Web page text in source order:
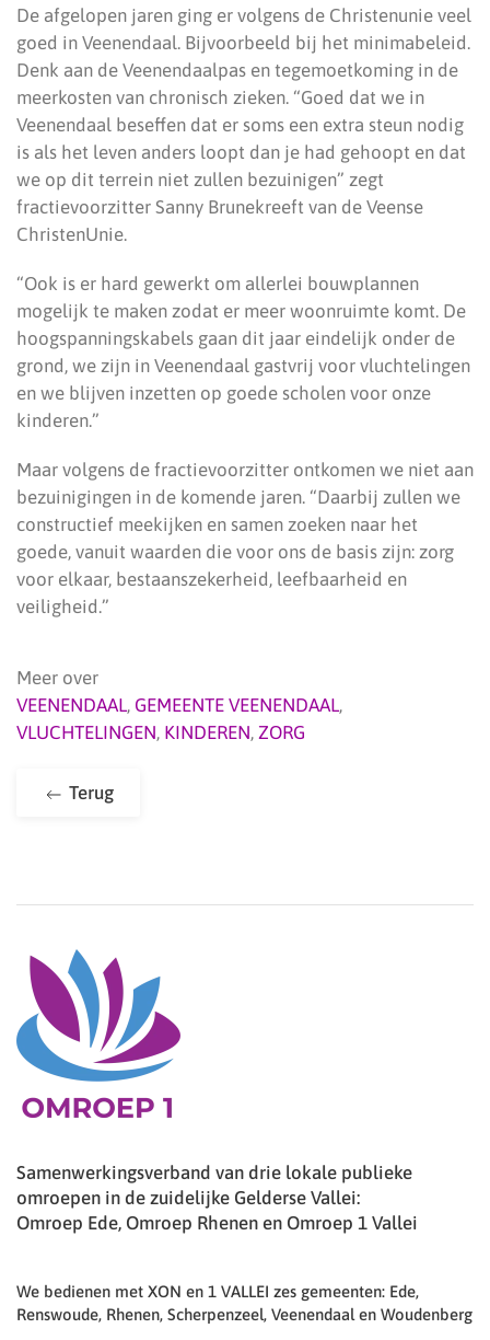
De afgelopen jaren ging er volgens de Christenunie veel
goed in Veenendaal. Bijvoorbeeld bij het minimabeleid.
Denk aan de Veenendaalpas en tegemoetkoming in de
meerkosten van chronisch zieken. “Goed dat we in
Veenendaal beseffen dat er soms een extra steun nodig
is als het leven anders loopt dan je had gehoopt en dat
we op dit terrein niet zullen bezuinigen” zegt
fractievoorzitter Sanny Brunekreeft van de Veense
ChristenUnie.
“Ook is er hard gewerkt om allerlei bouwplannen
mogelijk te maken zodat er meer woonruimte komt. De
hoogspanningskabels gaan dit jaar eindelijk onder de
grond, we zijn in Veenendaal gastvrij voor vluchtelingen
en we blijven inzetten op goede scholen voor onze
kinderen.”
Maar volgens de fractievoorzitter ontkomen we niet aan
bezuinigingen in de komende jaren. “Daarbij zullen we
constructief meekijken en samen zoeken naar het
goede, vanuit waarden die voor ons de basis zijn: zorg
voor elkaar, bestaanszekerheid, leefbaarheid en
veiligheid.”
Meer over
VEENENDAAL, GEMEENTE VEENENDAAL,
VLUCHTELINGEN, KINDEREN, ZORG
Terug
Samenwerkingsverband van drie lokale publieke
omroepen in de zuidelijke Gelderse Vallei:
Omroep Ede, Omroep Rhenen en Omroep 1 Vallei
We bedienen met XON en 1 VALLEI zes gemeenten: Ede,
Renswoude, Rhenen, Scherpenzeel, Veenendaal en Woudenberg